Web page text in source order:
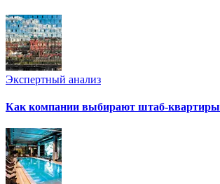
Экспертный анализ
Как компании выбирают штаб-квартиры